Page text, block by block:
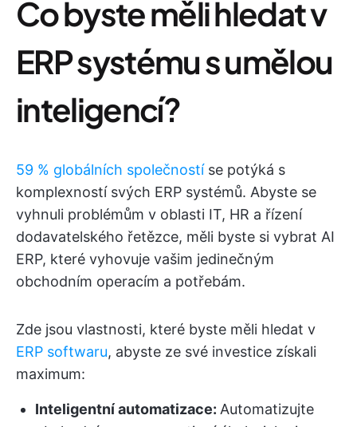
Co byste měli hledat v
ERP systému s umělou
inteligencí?
59 % globálních společnostíse potýká s
komplexností svých ERP systémů. Abyste se
vyhnuli problémům v oblasti IT, HR a řízení
dodavatelského řetězce, měli byste si vybrat AI
ERP, které vyhovuje vašim jedinečným
obchodním operacím a potřebám.
Zde jsou vlastnosti, které byste měli hledat v
ERP softwaru, abyste ze své investice získali
maximum:
Inteligentní automatizace: Automatizujte